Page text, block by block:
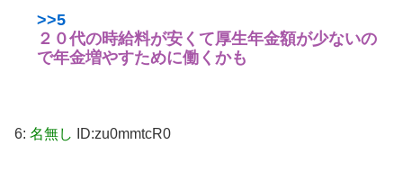
>>5
２０代の時給料が安くて厚生年金額が少ないの
で年金増やすために働くかも
6: 名無し ID:zu0mmtcR0